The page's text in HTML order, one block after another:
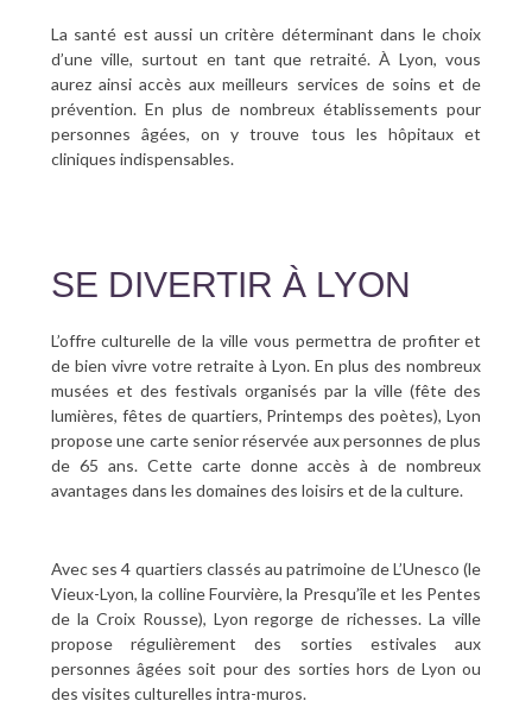
La santé est aussi un critère déterminant dans le choix
d’une ville, surtout en tant que retraité. À Lyon, vous
aurez ainsi accès aux meilleurs services de soins et de
prévention. En plus de nombreux établissements pour
personnes âgées, on y trouve tous les hôpitaux et
cliniques indispensables.
SE DIVERTIR À LYON
L’offre culturelle de la ville vous permettra de profiter et
de bien vivre votre retraite à Lyon. En plus des nombreux
musées et des festivals organisés par la ville (fête des
lumières, fêtes de quartiers, Printemps des poètes), Lyon
propose une carte senior réservée aux personnes de plus
de 65 ans. Cette carte donne accès à de nombreux
avantages dans les domaines des loisirs et de la culture.
Avec ses 4 quartiers classés au patrimoine de L’Unesco (le
Vieux-Lyon, la colline Fourvière, la Presqu’île et les Pentes
de la Croix Rousse), Lyon regorge de richesses. La ville
propose régulièrement des sorties estivales aux
personnes âgées soit pour des sorties hors de Lyon ou
des visites culturelles intra-muros.